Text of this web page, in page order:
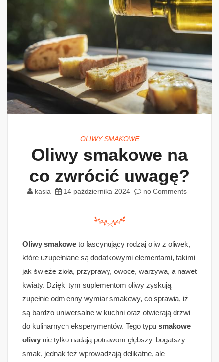
OLIWY SMAKOWE
Oliwy smakowe na
co zwrócić uwagę?
kasia 14 października 2024 no Comments
Oliwy smakowe to fascynujący rodzaj oliw z oliwek,
które uzupełniane są dodatkowymi elementami, takimi
jak świeże zioła, przyprawy, owoce, warzywa, a nawet
kwiaty. Dzięki tym suplementom oliwy zyskują
zupełnie odmienny wymiar smakowy, co sprawia, iż
są bardzo uniwersalne w kuchni oraz otwierają drzwi
do kulinarnych eksperymentów. Tego typu smakowe
oliwy nie tylko nadają potrawom głębszy, bogatszy
smak, jednak też wprowadzają delikatne, ale